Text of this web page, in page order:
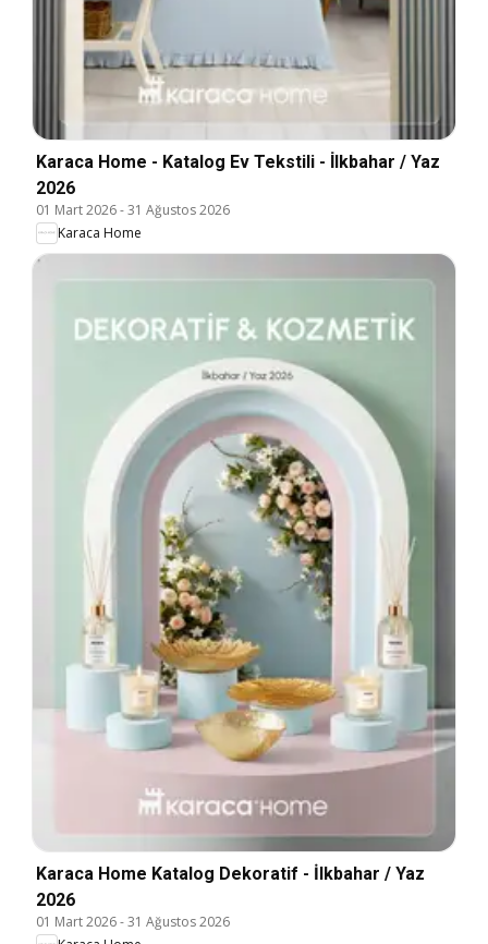
Karaca Home - Katalog Ev Tekstili - İlkbahar / Yaz
2026
01 Mart 2026-31 Ağustos 2026
Karaca Home
Karaca Home Katalog Dekoratif - İlkbahar / Yaz
2026
01 Mart 2026-31 Ağustos 2026